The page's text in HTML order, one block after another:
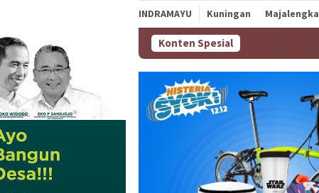
INDRAMAYU Kuningan Majalengka
Konten Spesial